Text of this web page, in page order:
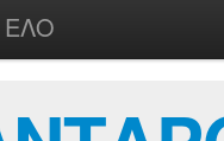
ΕΛΟ